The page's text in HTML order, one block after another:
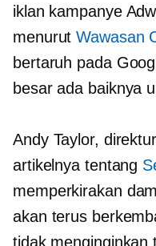
iklan kampanye
menurutWawasan
bertaruh pada
besar ada baiknya
Andy Taylor,
artikelnya tentang
memperkirakan
akan terus
tidak menginginkan